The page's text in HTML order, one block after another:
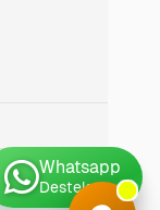
Whatsapp
Destek
Encryption